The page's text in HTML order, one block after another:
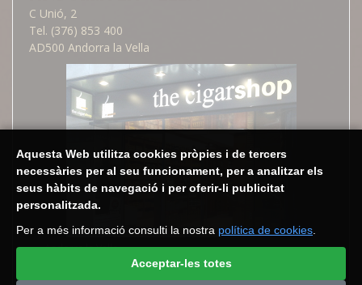
C Unió, 2
Tel. (376) 853 400
AD500 Andorra la Vella
Andorra la Vella
How to arrive
Aquesta Web utilitza cookies pròpies i de tercers
necessàries per al seu funcionament, per a analitzar els
seus hàbits de navegació i per oferir-li publicitat
personalitzada.
Per a més informació consulti la nostra política de cookies
Acceptar-les totes